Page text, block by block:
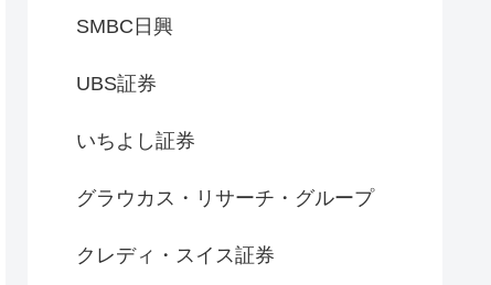
SMBC日興
UBS証券
いちよし証券
グラウカス・リサーチ・グループ
クレディ・スイス証券